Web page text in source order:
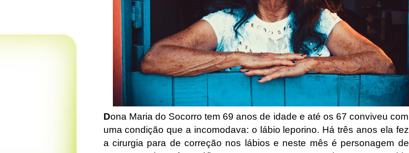
Dona Maria do Socorro tem 69 anos de idade e até os 67 conviveu com
uma condição que a incomodava: o lábio leporino. Há três anos ela fez
a cirurgia para de correção nos lábios e neste mês é personagem de